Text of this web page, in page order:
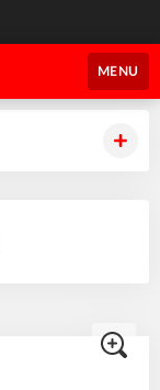
MENU